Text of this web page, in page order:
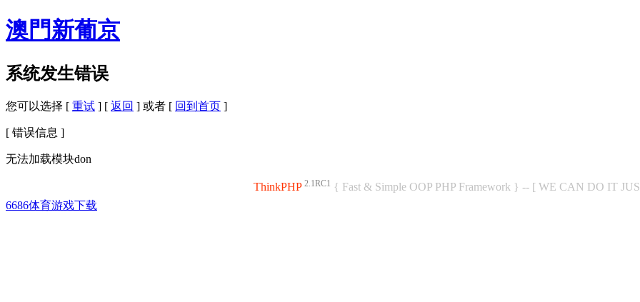
澳門新葡京
系统发生错误
您可以选择 [ 重试 ] [ 返回 ] 或者 [ 回到首页 ]
[ 错误信息 ]
无法加载模块don
ThinkPHP 2.1RC1 { Fast & Simple OOP PHP Framework } -- [ WE CAN DO IT
6686体育游戏下载